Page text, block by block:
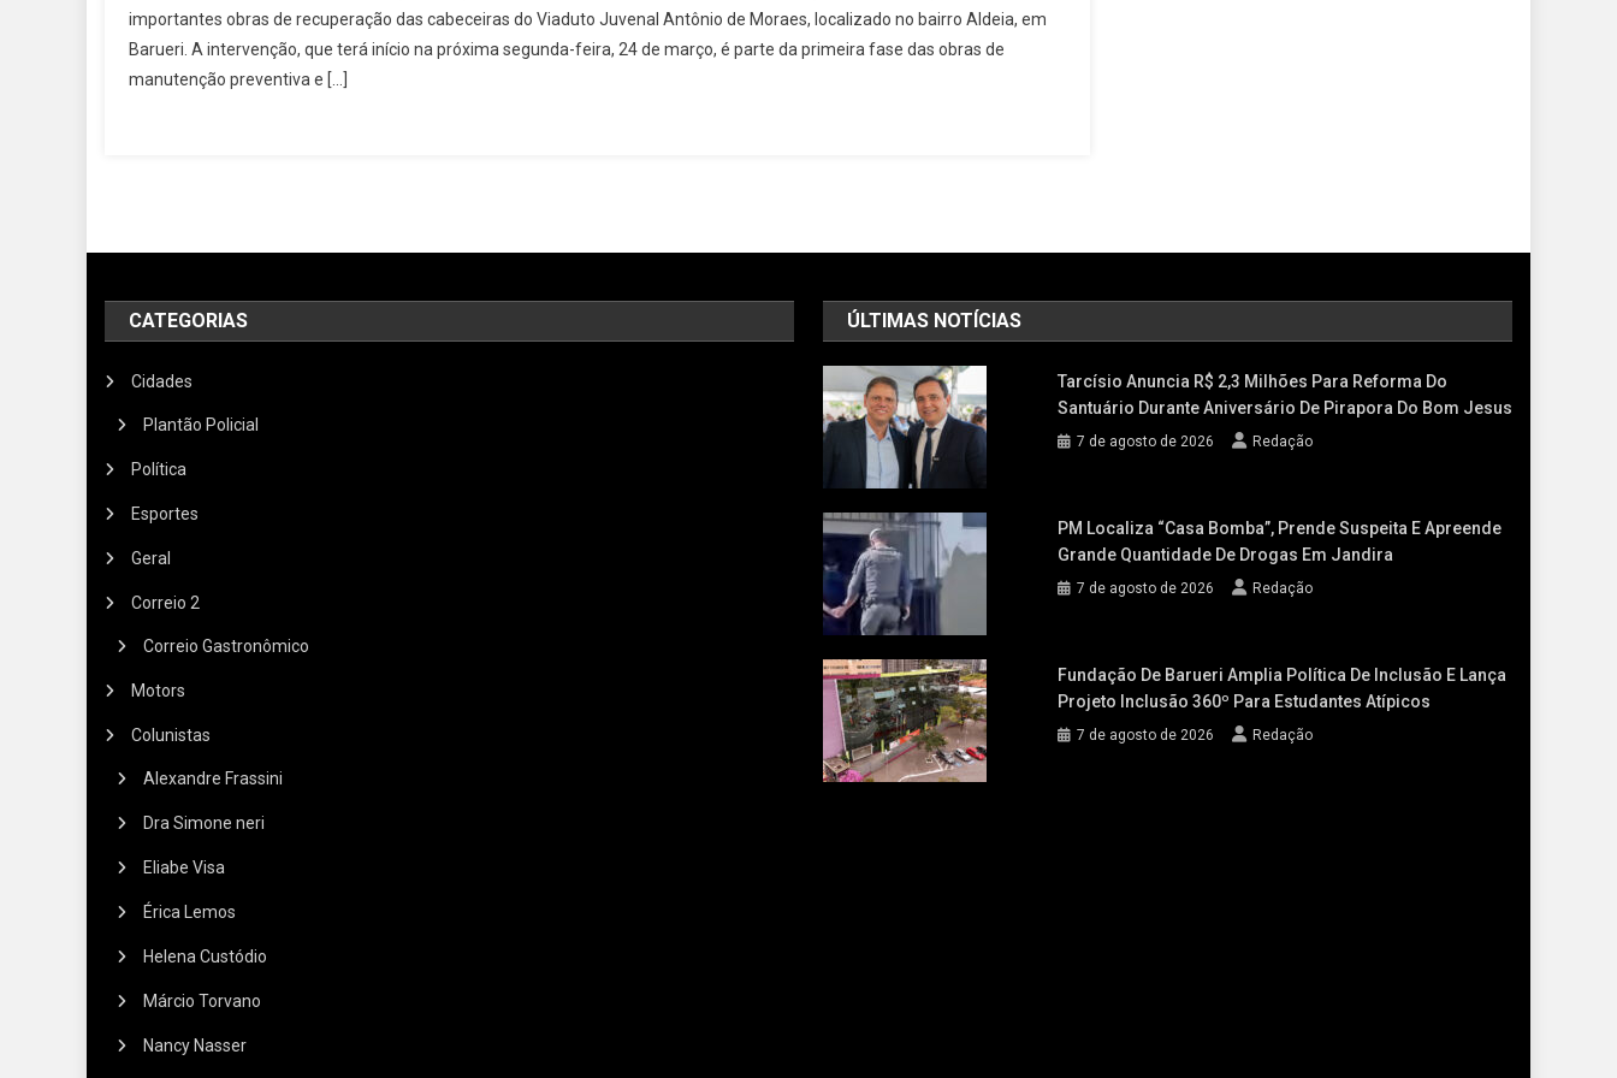
Sobre
Intervenção
No
importantes obras de recuperação das cabeceiras do Viaduto Juvenal Antônio de Moraes, localizado no bairro Aldeia, em
Barueri. A intervenção, que terá início na próxima segunda-feira, 24 de março, é parte da primeira fase das obras de
manutenção preventiva e […]
CATEGORIAS
Cidades
Plantão Policial
Política
Esportes
Geral
Correio 2
Correio Gastronômico
Motors
Colunistas
Alexandre Frassini
Dra Simone neri
Eliabe Visa
Érica Lemos
Helena Custódio
Márcio Torvano
Nancy Nasser
ÚLTIMAS NOTÍCIAS
Tarcísio Anuncia R$ 2,3 Milhões Para Reforma Do
Santuário Durante Aniversário De Pirapora Do Bom Jesus
7 de agosto de 2026 Redação
PM Localiza “casa Bomba”, Prende Suspeita E Apreende
Grande Quantidade De Drogas Em Jandira
7 de agosto de 2026 Redação
Fundação De Barueri Amplia Política De Inclusão E Lança
Projeto Inclusão 360º Para Estudantes Atípicos
7 de agosto de 2026 Redação